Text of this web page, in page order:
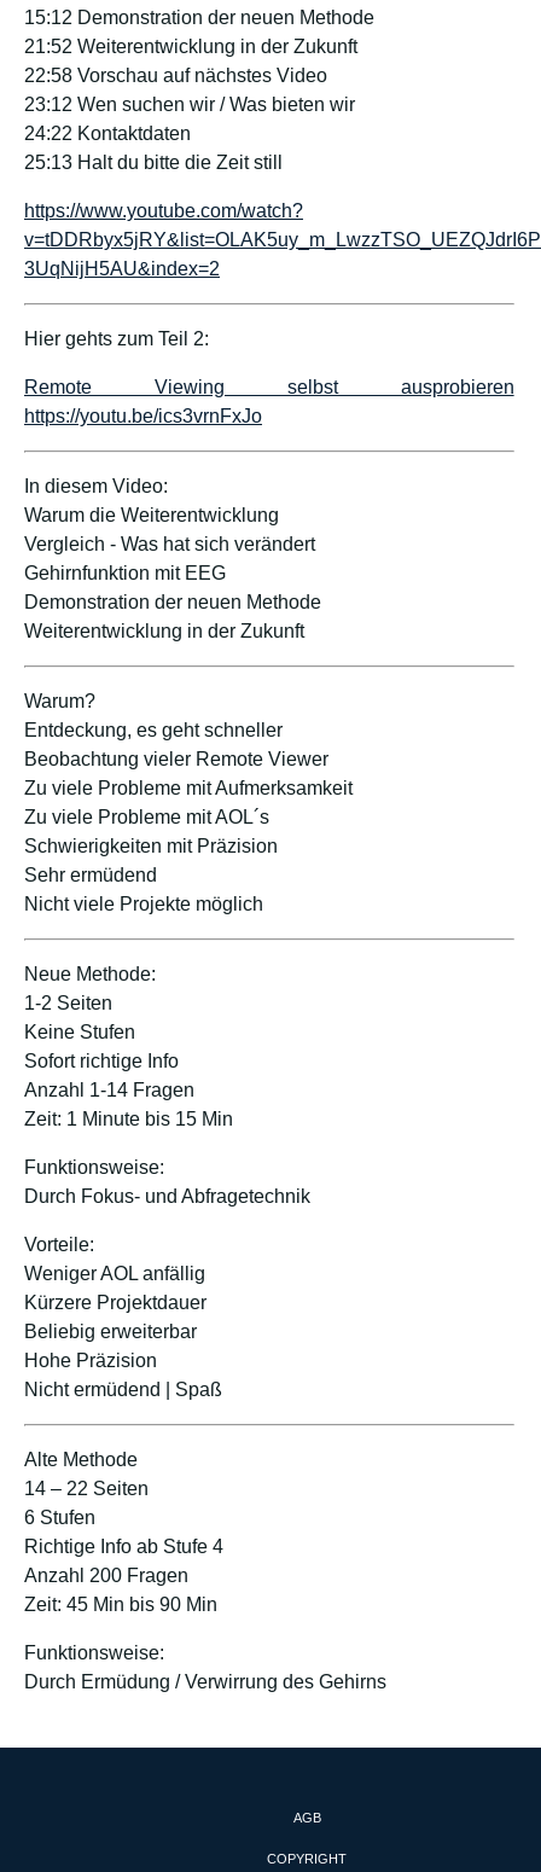
15:12 Demonstration der neuen Methode
21:52 Weiterentwicklung in der Zukunft
22:58 Vorschau auf nächstes Video
23:12 Wen suchen wir / Was bieten wir
24:22 Kontaktdaten
25:13 Halt du bitte die Zeit still
https://www.youtube.com/watch?
3UqNijH5AU&index=2
Hier gehts zum Teil 2:
Remote Viewing selbst ausprobieren
https://youtu.be/ics3vrnFxJo
In diesem Video:
Warum die Weiterentwicklung
Vergleich - Was hat sich verändert
Gehirnfunktion mit EEG
Demonstration der neuen Methode
Weiterentwicklung in der Zukunft
Warum?
Entdeckung, es geht schneller
Beobachtung vieler Remote Viewer
Zu viele Probleme mit Aufmerksamkeit
Zu viele Probleme mit AOL´s
Schwierigkeiten mit Präzision
Sehr ermüdend
Nicht viele Projekte möglich
Neue Methode:
1-2 Seiten
Keine Stufen
Sofort richtige Info
Anzahl 1-14 Fragen
Zeit: 1 Minute bis 15 Min
Funktionsweise:
Durch Fokus- und Abfragetechnik
Vorteile:
Weniger AOL anfällig
Kürzere Projektdauer
Beliebig erweiterbar
Hohe Präzision
Nicht ermüdend | Spaß
Alte Methode
14 – 22 Seiten
6 Stufen
Richtige Info ab Stufe 4
Anzahl 200 Fragen
Zeit: 45 Min bis 90 Min
Funktionsweise:
Durch Ermüdung / Verwirrung des Gehirns
AGB
COPYRIGHT